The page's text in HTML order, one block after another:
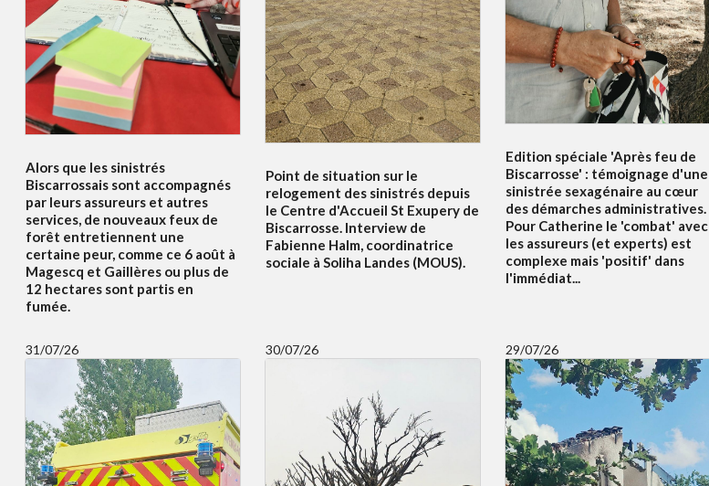
Alors que les sinistrés
Biscarrossais sont accompagnés
par leurs assureurs et autres
services, de nouveaux feux de
forêt entretiennent une
certaine peur, comme ce 6 août à
Magescq et Gaillères ou plus de
12 hectares sont partis en
fumée.
Point de situation sur le
relogement des sinistrés depuis
le Centre d'Accueil St Exupery de
Biscarrosse. Interview de
Fabienne Halm, coordinatrice
sociale à Soliha Landes (MOUS).
Edition spéciale 'Après feu de
Biscarrosse' : témoignage d'une
sinistrée sexagénaire au cœur
des démarches administratives.
Pour Catherine le 'combat' avec
les assureurs (et experts) est
complexe mais 'positif' dans
l'immédiat...
31/07/26 30/07/26 29/07/26